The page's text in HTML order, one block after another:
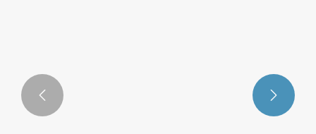
 